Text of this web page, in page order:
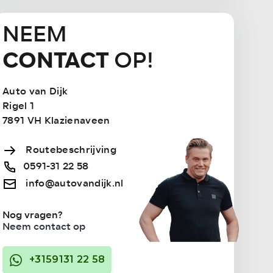
NEEM
CONTACTOP!
Auto van Dijk
Rigel 1
7891 VH Klazienaveen
Routebeschrijving
0591-31 22 58
info@autovandijk.nl
Nog vragen?
Neem contact op
+3159131 22 58